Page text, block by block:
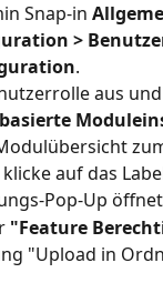
Snap-in
>
.
aus
auf das
Pop-Up
"Feature
"Upload in